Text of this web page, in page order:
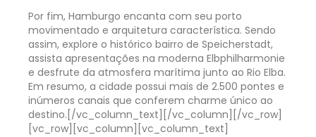
Por fim, Hamburgo encanta com seu porto
movimentado e arquitetura característica. Sendo
assim, explore o histórico bairro de Speicherstadt,
assista apresentações na moderna Elbphilharmonie
e desfrute da atmosfera marítima junto ao Rio Elba.
Em resumo, a cidade possui mais de 2.500 pontes e
inúmeros canais que conferem charme único ao
destino. [/vc_column_text][/vc_column][/vc_row]
[vc_row][vc_column][vc_column_text]